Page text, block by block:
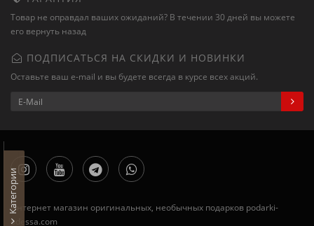
Товар не оправдал ваших ожиданий? В течении 30 дней вы можете
его вернуть назад
ПОДПИСАТЬСЯ НА СКИДКИ И НОВИНКИ
Оставьте ваш e-mail и вы будете всегда в курсе всех акций.
Интернет магазин оригинальных, необычных подарков podarki-
odessa.com
Категории